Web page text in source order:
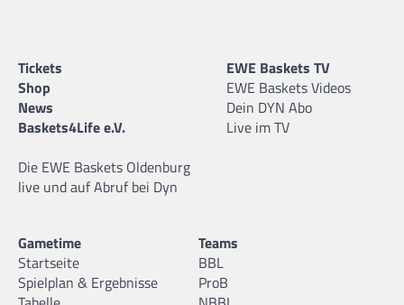
Tickets
Shop
News
Baskets4Life e.V.
Die EWE Baskets Oldenburg
live und auf Abruf bei Dyn
EWE Baskets TV
EWE Baskets Videos
Dein DYN Abo
Live im TV
Gametime
Startseite
Spielplan & Ergebnisse
Teams
BBL
ProB